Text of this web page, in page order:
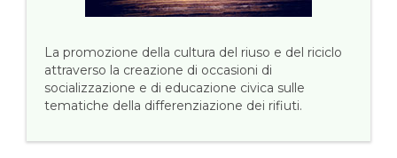
La promozione della cultura del riuso e del riciclo
attraverso la creazione di occasioni di
socializzazione e di educazione civica sulle
tematiche della differenziazione dei rifiuti.